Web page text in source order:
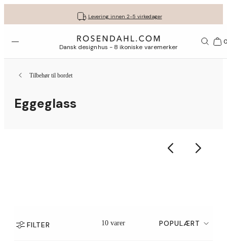
Levering innen 2-5 virkedager
Fri frakt på kjøp for minimum 849 kr.
30 dagers returrett
Få gavene dine pent pakket inn
Åpne menyen Dansk designhus - 8 ikoniske varemerker 1156
Tilbehør til bordet
Eggeglass
FILTER 10 varer POPULÆRT